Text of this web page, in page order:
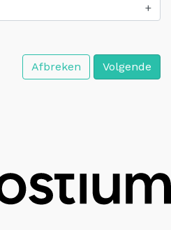
+
Afbreken Volgende